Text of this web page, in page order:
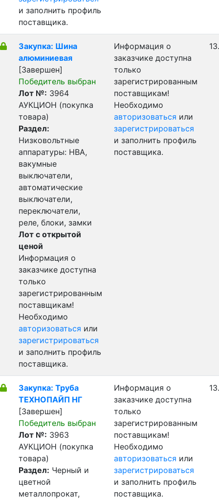
и заполнить профиль
поставщика.
Закупка: Шина
алюминиевая
[Завершен]
Победитель выбран
Лот №: 3964
АУКЦИОН (покупка
товара)
Раздел:
Низковольтные
аппаратуры: НВА,
вакумные
выключатели,
автоматические
выключатели,
переключатели,
реле, блоки, замки
Лот с открытой
ценой
Информация о
заказчике доступна
только
зарегистрированным
поставщикам!
Необходимо
авторизоваться или
зарегистрироваться
и заполнить профиль
поставщика.
Информация о
заказчике доступна
только
зарегистрированным
поставщикам!
Необходимо
авторизоваться или
зарегистрироваться
и заполнить профиль
поставщика.
Закупка: Труба
ТЕХНОПАЙП НГ
[Завершен]
Победитель выбран
Лот №: 3963
АУКЦИОН (покупка
товара)
Раздел: Черный и
цветной
металлопрокат,
Информация о
заказчике доступна
только
зарегистрированным
поставщикам!
Необходимо
авторизоваться или
зарегистрироваться
и заполнить профиль
поставщика.